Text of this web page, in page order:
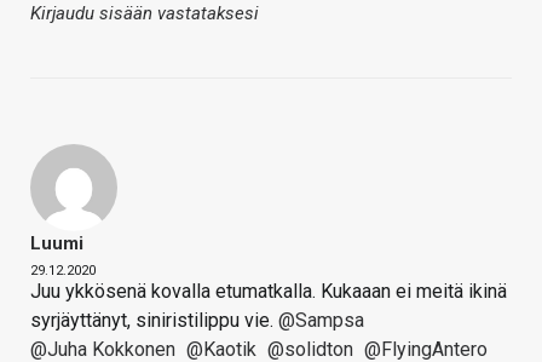
Kirjaudu sisään vastataksesi
Luumi
29.12.2020
Juu ykkösenä kovalla etumatkalla. Kukaaan ei meitä ikinä
syrjäyttänyt, siniristilippu vie. @Sampsa
@Juha Kokkonen @Kaotik @solidton @FlyingAntero